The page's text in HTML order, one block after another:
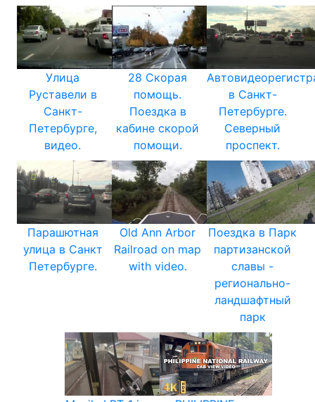
Улица
Руставели в
Санкт-
Петербурге,
видео.
28 Скорая
помощь.
Поездка в
кабине скорой
помощи.
в Санкт-
Петербурге.
Северный
проспект.
Парашютная
улица в Санкт
Петербурге.
Old Ann Arbor
Railroad on map
with video.
Поездка в Парк
партизанской
славы -
регионально-
ландшафтный
парк